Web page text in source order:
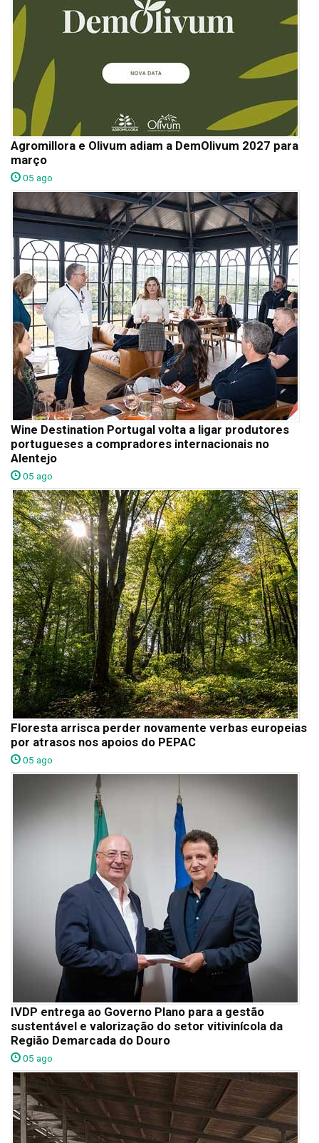
Agromillora e Olivum adiam a DemOlivum 2027 para
março
05 ago
Wine Destination Portugal volta a ligar produtores
portugueses a compradores internacionais no
Alentejo
05 ago
Floresta arrisca perder novamente verbas europeias
por atrasos nos apoios do PEPAC
05 ago
IVDP entrega ao Governo Plano para a gestão
sustentável e valorização do setor vitivinícola da
Região Demarcada do Douro
05 ago